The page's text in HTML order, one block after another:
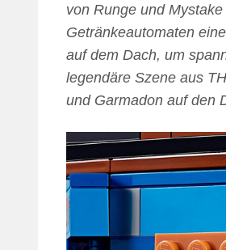
von Runge und
Getränkeautomaten
auf dem Dach, um
legendäre Szene aus
und Garmadon auf den